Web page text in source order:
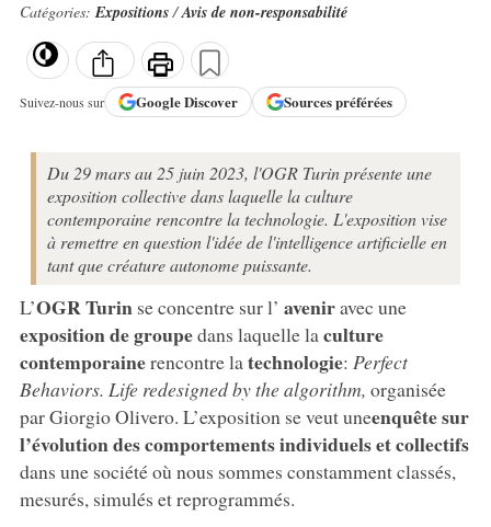
Catégories:Expositions/Avis de non-responsabilité
Suivez-nous sur GoogleDiscover Sources préférées
Du 29 mars au 25 juin 2023, l'OGR Turin présente une
exposition collective dans laquelle la culture
contemporaine rencontre la technologie. L'exposition vise
à remettre en question l'idée de l'intelligence artificielle en
tant que créature autonome puissante.
L’OGR Turin se concentre sur l’ aveniravec une
exposition de groupedans laquelle laculture
contemporainerencontre latechnologie: Perfect
Behaviors. Life redesigned by the algorithm, organisée
par Giorgio Olivero. L’exposition se veut uneenquête sur
l’évolution des comportements individuels et collectifs
dans une société où nous sommes constamment classés,
mesurés, simulés et reprogrammés.